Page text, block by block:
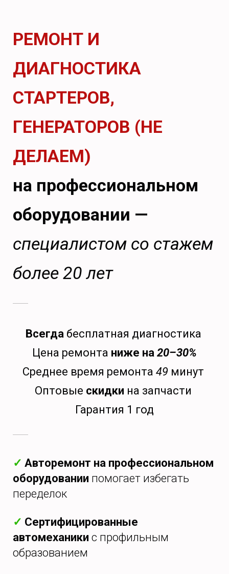
РЕМОНТ И
ДИАГНОСТИКА
СТАРТЕРОВ,
ГЕНЕРАТОРОВ (НЕ
ДЕЛАЕМ)
на профессиональном
оборудовании —
специалистом со стажем
более 20 лет
Всегдабесплатная диагностика
Цена ремонта ниже на 20–30%
Среднее время ремонта 49 минут
Оптовые скидки на запчасти
Гарантия 1 год
✓ Авторемонт на профессиональном
оборудовании помогает избегать
переделок
✓ Сертифицированные
автомеханики с профильным
образованием